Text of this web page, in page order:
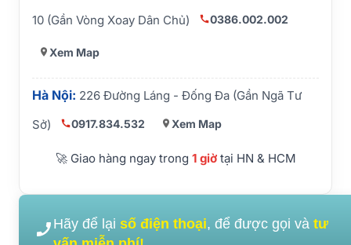
10 (Gần Vòng Xoay Dân Chủ)
0386.002.002
Xem Map
Hà Nội: 226 Đường Láng - Đống Đa (Gần Ngã Tư
Sở)
0917.834.532 Xem Map
🚀 Giao hàng ngay trong 1 giờtại HN & HCM
Hãy để lại số điện thoại, để được gọi và tư